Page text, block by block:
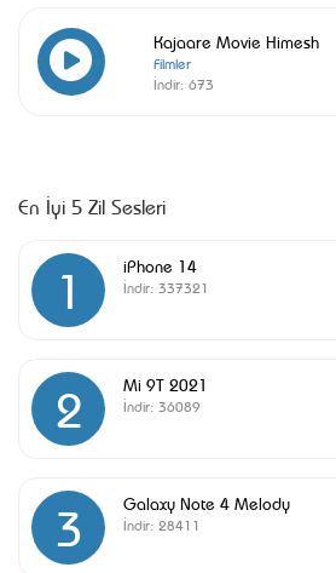
Kajaare Movie Himesh
Filmler
İndir: 673
En İyi 5 Zil Sesleri
1 iPhone 14
İndir: 337321
2 Mi 9T 2021
İndir: 36089
3 Galaxy Note 4 Melody
İndir: 28411